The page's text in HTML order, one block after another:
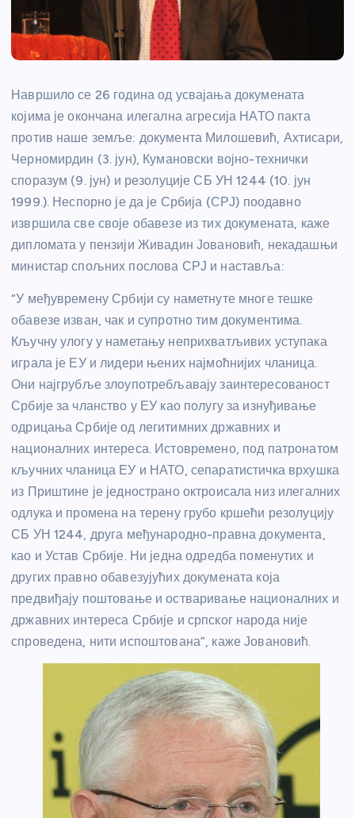
Навршило се 26 година од усвајања докумената
којима је окончана илегална агресија НАТО пакта
против наше земље: документа Милошевић, Ахтисари,
Черномирдин (3. јун), Кумановски војно-технички
споразум (9. јун) и резолуције СБ УН 1244 (10. јун
1999.). Неспорно је да је Србија (СРЈ) поодавно
извршила све своје обавезе из тих докумената, каже
дипломата у пензији Живадин Јовановић, некадашњи
министар спољних послова СРЈ и наставља:
“У међувремену Србији су наметнуте многе тешке
обавезе изван, чак и супротно тим документима.
Кључну улогу у наметању неприхватљивих уступака
играла је ЕУ и лидери њених најмоћнијих чланица.
Они најгрубље злоупотребљавају заинтересованост
Србије за чланство у ЕУ као полугу за изнуђивање
одрицања Србије од легитимних државних и
националних интереса. Истовремено, под патронатом
кључних чланица ЕУ и НАТО, сепаратистичка врхушка
из Приштине је једнострано октроисала низ илегалних
одлука и промена на терену грубо кршећи резолуцију
СБ УН 1244, друга међународно-правна документа,
као и Устав Србије. Ни једна одредба поменутих и
других правно обавезујућих докумената која
предвиђају поштовање и остваривање националних и
државних интереса Србије и српског народа није
спроведена, нити испоштована”, каже Јовановић.